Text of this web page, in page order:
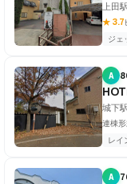
上田
★ 3.7
ジェ
A
城下
連棟
レイ
A